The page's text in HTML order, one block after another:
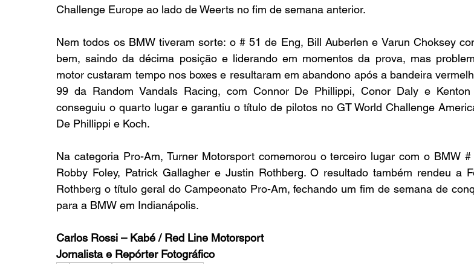
Challenge Europe ao lado de Weerts no fim de semana anterior.
Nem todos os BMW tiveram sorte: o # 51 de Eng, Bill Auberlen e Varun Choksey
bem, saindo da décima posição e liderando em momentos da prova, mas
motor custaram tempo nos boxes e resultaram em abandono após a bandeira
99 da Random Vandals Racing, com Connor De Phillippi, Conor Daly e Kenton
conseguiu o quarto lugar e garantiu o título de pilotos no GT World Challenge
De Phillippi e Koch.
Na categoria Pro-Am, Turner Motorsport comemorou o terceiro lugar com o BMW
Robby Foley, Patrick Gallagher e Justin Rothberg. O resultado também rendeu a
Rothberg o título geral do Campeonato Pro-Am, fechando um fim de semana de
para a BMW em Indianápolis.
Carlos Rossi – Kabé / Red Line Motorsport
Jornalista e Repórter Fotográfico